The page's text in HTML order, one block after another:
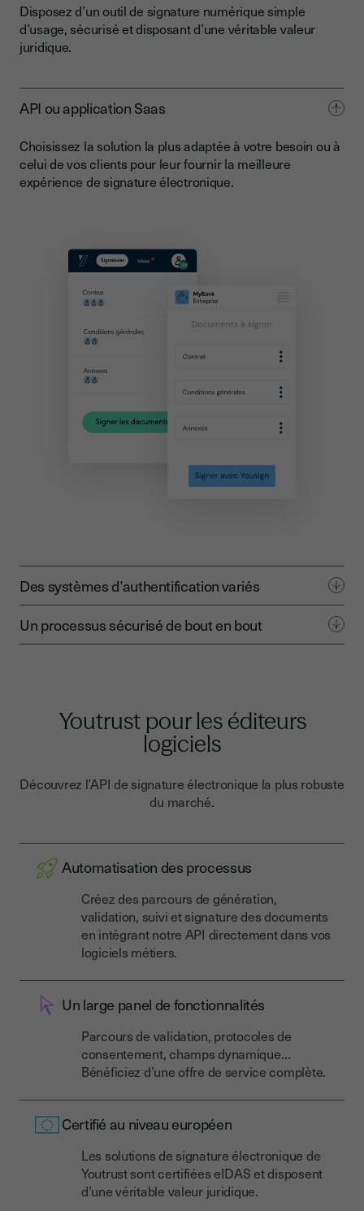
Disposez d’un outil de signature numérique simple
d’usage, sécurisé et disposant d’une véritable valeur
juridique.
API ou application Saas
Choisissez la solution la plus adaptée à votre besoin ou à
celui de vos clients pour leur fournir la meilleure
expérience de signature électronique.
Des systèmes d’authentification variés
Un processus sécurisé de bout en bout
Youtrust pour les éditeurs
logiciels
Découvrez l’API de signature électronique la plus robuste
du marché.
Automatisation des processus
Créez des parcours de génération,
validation, suivi et signature des documents
en intégrant notre API directement dans vos
logiciels métiers.
Un large panel de fonctionnalités
Parcours de validation, protocoles de
consentement, champs dynamique…
Bénéficiez d’une offre de service complète.
Certifié au niveau européen
Les solutions de signature électronique de
Youtrust sont certifiées eIDAS et disposent
d’une véritable valeur juridique.